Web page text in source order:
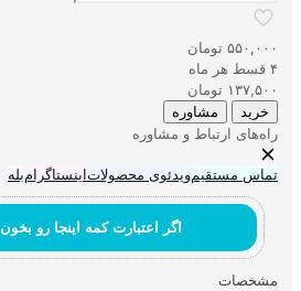
اتاق
کودک
طرح
روستا
عدد
۵۵۰,۰۰۰ تومان
۴ قسط هر ماه
۱۳۷,۵۰۰ تومان
خرید مشاوره
راه‌های ارتباط و مشاوره
تماس مستقیمویدئوی محصولاتاینستاگرامبله
اگر اعتبارت کمه اینجا رو بخون
مشخصات